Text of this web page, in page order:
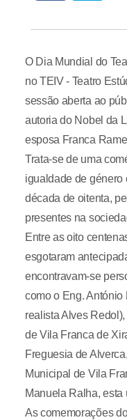
O Dia Mundial do
no TEIV - Teatro
sessão aberta ao
autoria do Nobel da
esposa Franca
Trata-se de uma
igualdade de género
década de oitenta,
presentes na
Entre as oito
esgotaram
encontravam-se
como o Eng. António
realista Alves
de Vila Franca de
Freguesia de
Municipal de Vila
Manuela Ralha, esta
As comemorações